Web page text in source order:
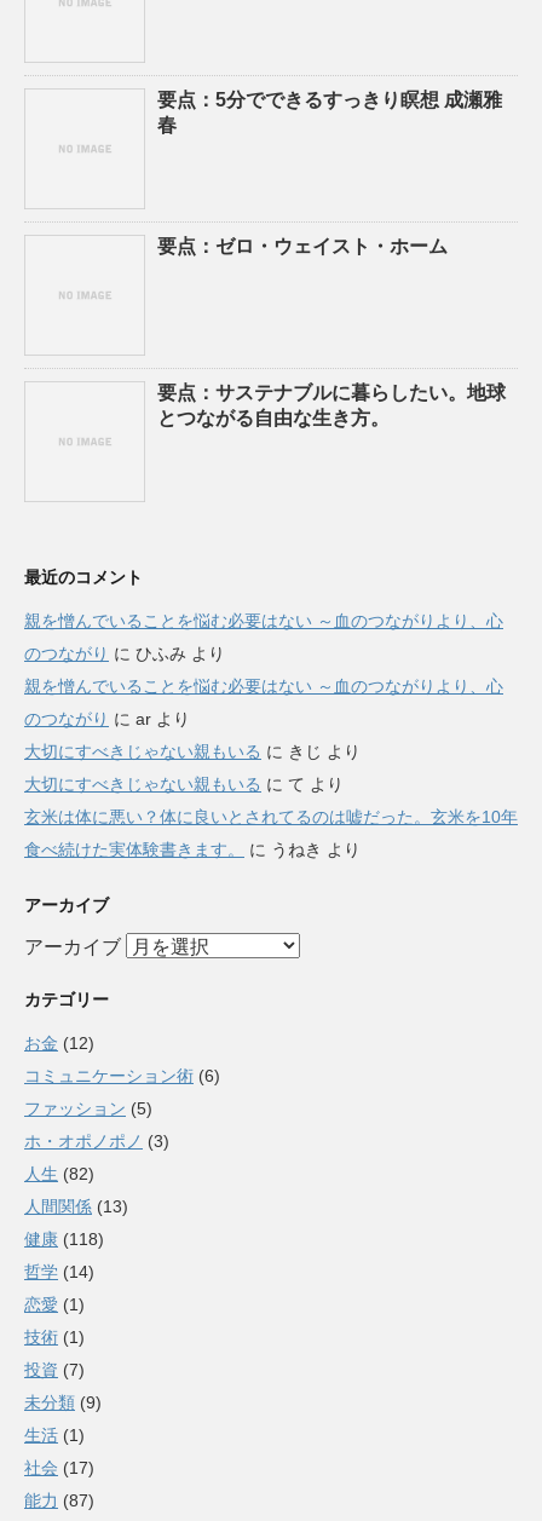
要点：5分でできるすっきり瞑想 成瀬雅
春
要点：ゼロ・ウェイスト・ホーム
要点：サステナブルに暮らしたい。地球
とつながる自由な生き方。
最近のコメント
親を憎んでいることを悩む必要はない ～血のつながりより、心
のつながり に ひふみ より
親を憎んでいることを悩む必要はない ～血のつながりより、心
のつながり に ar より
大切にすべきじゃない親もいる に きじ より
大切にすべきじゃない親もいる に て より
玄米は体に悪い？体に良いとされてるのは嘘だった。玄米を10年
食べ続けた実体験書きます。
に うねき より
アーカイブ
アーカイブ
カテゴリー
お金 (12)
コミュニケーション術 (6)
ファッション (5)
ホ・オポノポノ (3)
人生 (82)
人間関係 (13)
健康 (118)
哲学 (14)
恋愛 (1)
技術 (1)
投資 (7)
未分類 (9)
生活 (1)
社会 (17)
能力 (87)